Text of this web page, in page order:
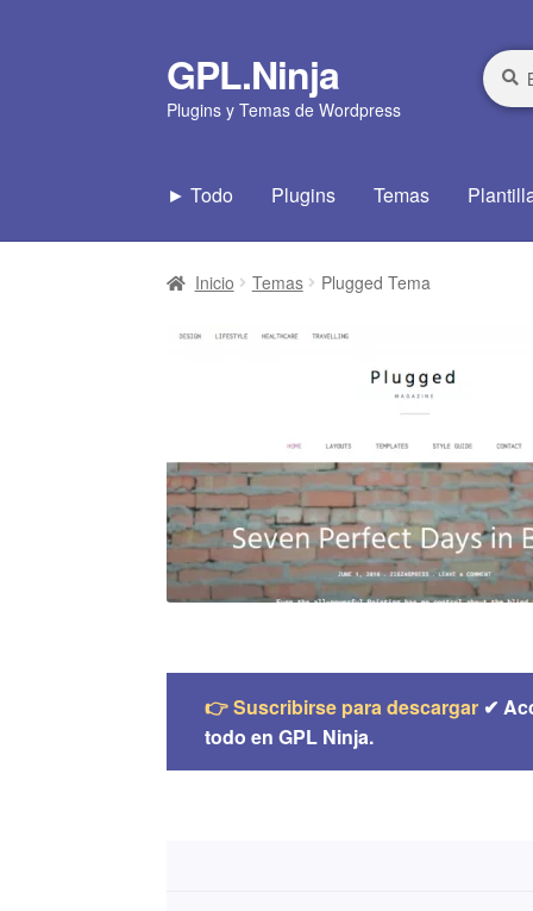
Ir
a
la
Ir
al
contenido
GPL.Ninja
Plugins y Temas de Wordpress
Buscar
por:
► Todo Plugins Temas
Inicio Temas Plugged Tema
👉 Suscribirse para descargar ✔
todo en GPL Ninja.